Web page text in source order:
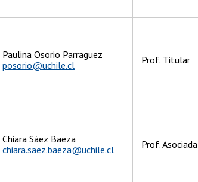
Paulina Osorio Parraguez
posorio@uchile.cl
Prof. Titular
Chiara Sáez Baeza
chiara.saez.baeza@uchile.cl
Prof. Asociada